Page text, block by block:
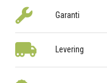
Garanti
Levering